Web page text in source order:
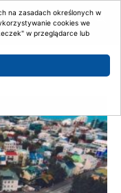
na zasadach określonych w
cookies we
w przeglądarce lub